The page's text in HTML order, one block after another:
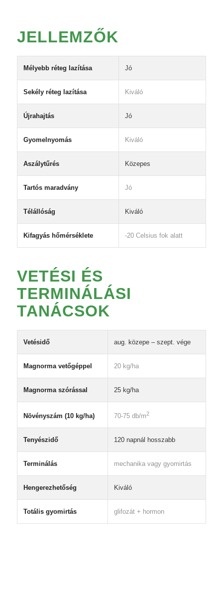
JELLEMZŐK
Mélyebb réteg lazítása Jó
Sekély réteg lazítása Kiváló
Újrahajtás Jó
Gyomelnyomás Kiváló
Aszálytűrés Közepes
Tartós maradvány Jó
Télállóság Kiváló
Kifagyás hőmérséklete -20 Celsius fok alatt
VETÉSI ÉS
TERMINÁLÁSI
TANÁCSOK
Vetésidő aug. közepe – szept. vége
Magnorma vetőgéppel 20 kg/ha
Magnorma szórással 25 kg/ha
Növényszám (10 kg/ha) 70-75 db/m2
Tenyészidő 120 napnál hosszabb
Terminálás mechanika vagy gyomirtás
Hengerezhetőség Kiváló
Totális gyomirtás glifozát + hormon